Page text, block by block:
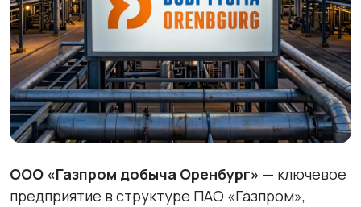
ООО «Газпром добыча Оренбург» — ключевое
предприятие в структуре ПАО «Газпром»,